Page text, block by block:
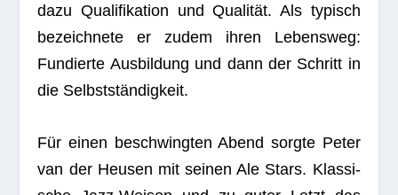
dazu Qua­li­fi­ka­tion und Qua­li­tät. Als typisch
bezeich­nete er zudem ihren Lebens­weg:
Fun­dierte Aus­bil­dung und dann der Schritt in
die Selbstständigkeit.
Für einen beschwing­ten Abend sorgte Peter
van der Heu­sen mit sei­nen Ale Stars. Klas­si­